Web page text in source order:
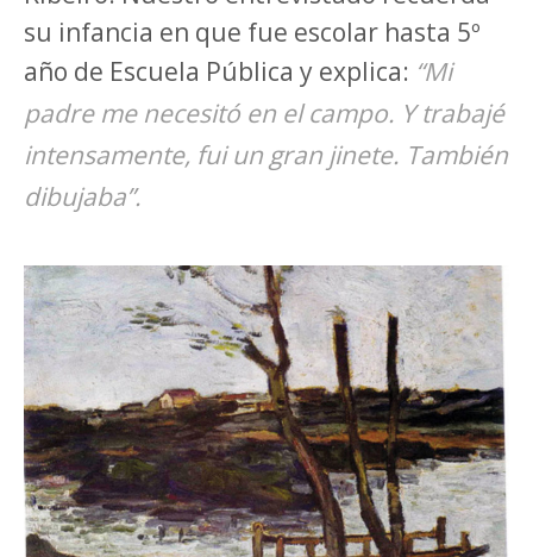
su infancia en que fue escolar hasta 5º
año de Escuela Pública y explica: “Mi
padre me necesitó en el campo. Y trabajé
intensamente, fui un gran jinete. También
dibujaba”.